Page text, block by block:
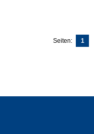
Seiten: 1